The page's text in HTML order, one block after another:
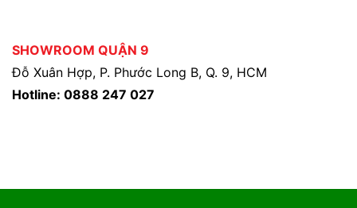
SHOWROOM QUẬN 9
Đỗ Xuân Hợp, P. Phước Long B, Q. 9, HCM
Hotline: 0888 247 027